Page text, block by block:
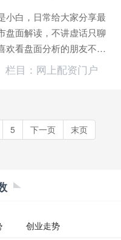
小白，日常给大家分享最
盘面解读，不讲虚话只聊
欢看盘面分析的朋友不妨
起摸清市场走势节奏。 近
还算平稳
栏目： 网上配资门户
5 下一页 末页
创业走势